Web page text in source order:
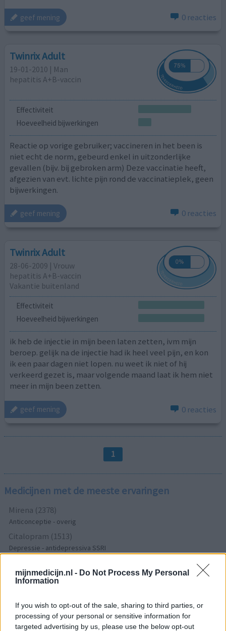
mijnmedicijn.nl - Do Not Process My Personal
Information
If you wish to opt-out of the sale, sharing to third parties, or
processing of your personal or sensitive information for
targeted advertising by us, please use the below opt-out
geef mening 0 reacties
Twinrix Adult
19-01-2010 | Man
hepatitis A+B-vaccin
Effectiviteit
Hoeveelheid bijwerkingen
Reactie op vorige gebruiker; vaccineren in het been is
niet echt de norm, gebeurd enkel in uitzonderlijke
gevallen (bijv. bij gebroken arm) Deze vaccinatie heeft,
afgezien van evt. lichte pijn rond de vaccinatieplek, geen
bijwerkingen.
geef mening 0 reacties
Twinrix Adult
28-06-2009 | Vrouw
hepatitis A+B-vaccin
Vakantie buitenland
Effectiviteit
Hoeveelheid bijwerkingen
ik heb de injectie in mijn been laten zetten, ivm mijn
beroep. gelijk na de injectie had ik heel veel pijn, en kon
ik een paar dagen niet lopen. nu weet ik niet of hij
verkeerd gezet is, maar volgende maand laat ik hem niet
meer in mijn been zetten.
geef mening 0 reacties
1
Medicijnen met de meeste ervaringen
Mirena (2378)
Anticonceptie - overig
Citalopram (1513)
Depressie - antidepressiva SSRI
Depressie - antidepressiva SSRI
Simvastatine (1228)
Cholesterol